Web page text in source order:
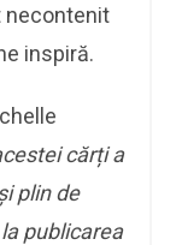
necontenit
inspiră.
cărți a
plin de
publicarea